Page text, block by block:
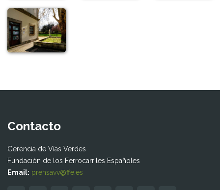
Contacto
Gerencia de Vías Verdes
Fundación de los Ferrocarriles Españoles
Email: prensavv@ffe.es